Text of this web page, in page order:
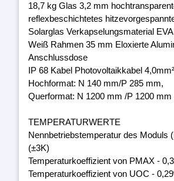
18,7 kg Glas 3,2 mm
reflexbeschichtetes
Solarglas Verkapselungsmaterial
Weiß Rahmen 35 mm Eloxierte
Anschlussdose
IP 68 Kabel Photovoltaikkabel 4,0mm²
Hochformat: N 140 mm/P 285 mm,
Querformat: N 1200 mm /P 1200
TEMPERATURWERTE
Nennbetriebstemperatur des Moduls
(±3K)
Temperaturkoeffizient von PMAX -
Temperaturkoeffizient von UOC -